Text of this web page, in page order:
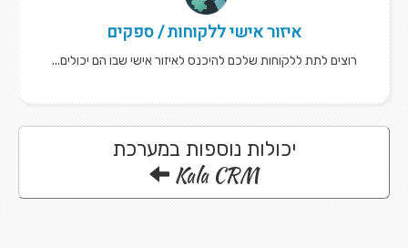
איזור אישי ללקוחות / ספקים
רוצים לתת ללקוחות שלכם להיכנס לאיזור אישי שבו הם יכולים...
יכולות נוספות במערכת
Kala CRM